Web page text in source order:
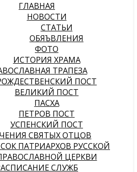
ГЛАВНАЯ
НОВОСТИ
СТАТЬИ
ОБЯЪВЛЕНИЯ
ФОТО
ИСТОРИЯ ХРАМА
ТРАПЕЗА
ПОСТ
ВЕЛИКИЙ ПОСТ
ПАСХА
ПЕТРОВ ПОСТ
УСПЕНСКИЙ ПОСТ
СВЯТЫХ ОТЦОВ
ПАТРИАРХОВ РУССКОЙ
ЦЕРКВИ
СЛУЖБ